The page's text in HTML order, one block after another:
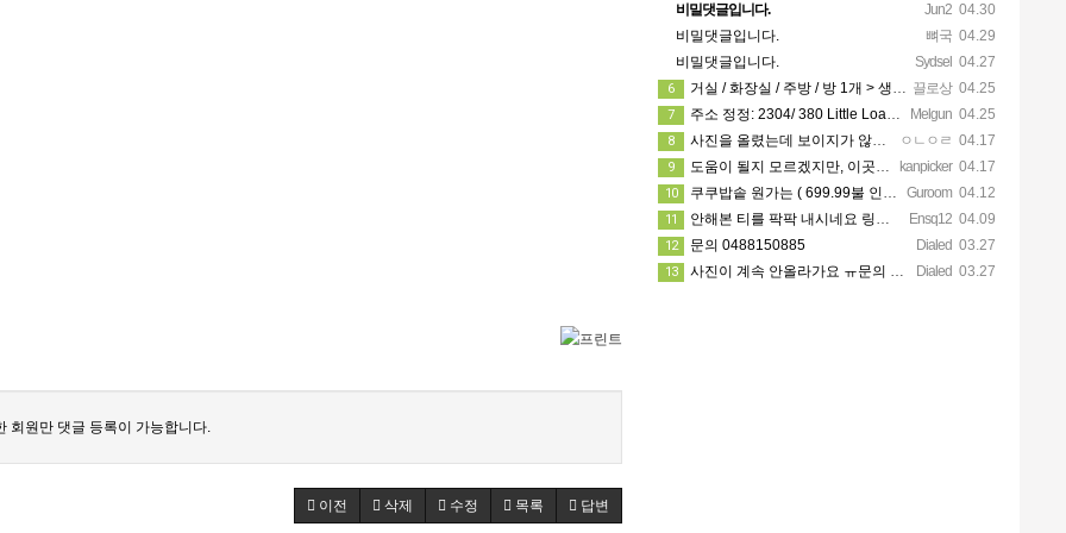
회원만 댓글 등록이 가능합니다.
이전 삭제 수정 목록 답변
Jun2 04.30
비밀댓글입니다.
뼈국 04.29
비밀댓글입니다.
Sydsel 04.27
비밀댓글입니다.
끌로상 04.25
6
거실 / 화장실 / 주방 / 방 1개 > 생활용품 무료 사용 가능! 카팍은 없어요!
Melgun 04.25
7
주소 정정: 2304/ 380 Little Loansdale street, 3000
ㅇㄴㅇㄹ 04.17
8
사진을 올렸는데 보이지가 않네요 카톡으로 문의주시면 보내드리겠습니다
kanpicker 04.17
9
도움이 될지 모르겠지만, 이곳에 가셔서 가시고자 하는 지역 한인 업소들을 한 번 둘러보세요. https://…
Guroom 04.12
10
쿠쿠밥솥 원가는 ( 699.99불 인데 쿠폰이랑 세일 할때 사서 540에 산거에요!! )
Ensq12 04.09
11
안해본 티를 팍팍 내시네요 링크 5개 다 조립할려면 8시간이상걸릴겁니다ㅋㅋ 근데 툴은 셀프고 100불?? 어…
Dialed 03.27
12
문의 0488150885
Dialed 03.27
13 사진이 계속 안올라가요 ㅠ문의 주시면 사진 보내드릴께요